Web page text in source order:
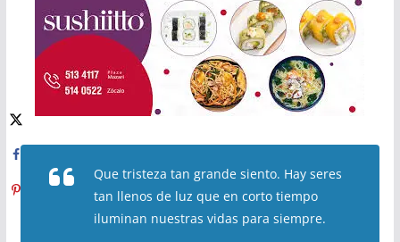
Que tristeza tan grande siento. Hay seres
tan llenos de luz que en corto tiempo
iluminan nuestras vidas para siempre.